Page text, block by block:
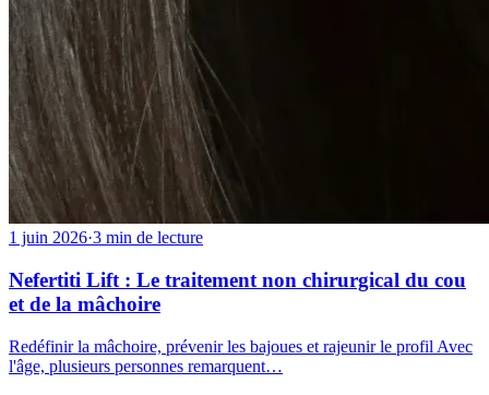
1 juin 2026·3 min de lecture
Nefertiti Lift : Le traitement non chirurgical du cou
et de la mâchoire
Redéfinir la mâchoire, prévenir les bajoues et rajeunir le profil Avec
l'âge, plusieurs personnes remarquent…